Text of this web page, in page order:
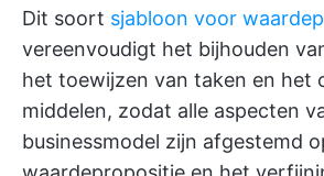
Dit soort sjabloon voor
vereenvoudigt het bijhouden
het toewijzen van taken en het
middelen, zodat alle aspecten
businessmodel zijn afgestemd